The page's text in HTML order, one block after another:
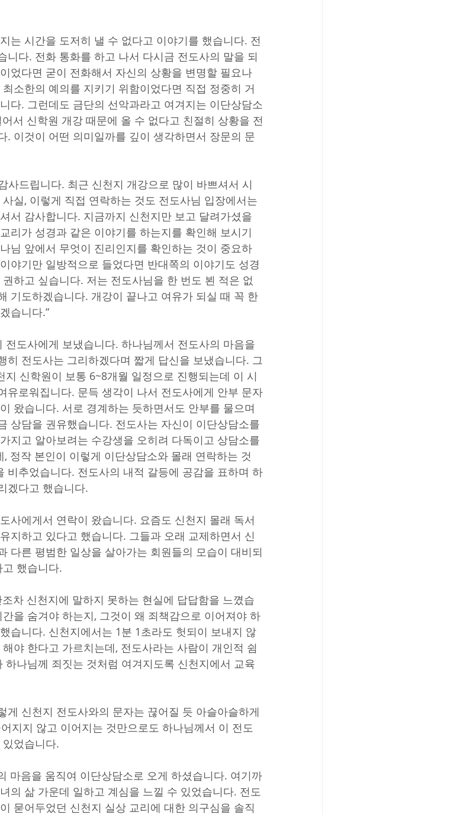
는 시간을 도저히 낼 수 없다고 이야기를 했습니다. 전
니다. 전화 통화를 하고 나서 다시금 전도사의 말을 되
었다면 굳이 전화해서 자신의 상황을 변명할 필요나
소한의 예의를 지키기 위함이었다면 직접 정중히 거
다. 그런데도 금단의 선악과라고 여겨지는 이단상담소
서 신학원 개강 때문에 올 수 없다고 친절히 상황을 전
. 이것이 어떤 의미일까를 깊이 생각하면서 장문의 문
사드립니다. 최근 신천지 개강으로 많이 바쁘셔서 시
실, 이렇게 직접 연락하는 것도 전도사님 입장에서는
서 감사합니다. 지금까지 신천지만 보고 달려가셨을
리가 성경과 같은 이야기를 하는지를 확인해 보시기
님 앞에서 무엇이 진리인지를 확인하는 것이 중요하
야기만 일방적으로 들었다면 반대쪽의 이야기도 성경
하고 싶습니다. 저는 전도사님을 한 번도 뵌 적은 없
기도하겠습니다. 개강이 끝나고 여유가 되실 때 꼭 한
습니다.”
도사에게 보냈습니다. 하나님께서 전도사의 마음을
히 전도사는 그리하겠다며 짧게 답신을 보냈습니다. 그
신학원이 보통 6~8개월 일정으로 진행되는데 이 시
유로워집니다. 문득 생각이 나서 전도사에게 안부 문자
왔습니다. 서로 경계하는 듯하면서도 안부를 물으며
상담을 권유했습니다. 전도사는 자신이 이단상담소를
지고 알아보려는 수강생을 오히려 다독이고 상담소를
정작 본인이 이렇게 이단상담소와 몰래 연락하는 것
비추었습니다. 전도사의 내적 갈등에 공감을 표하며 하
겠다고 했습니다.
사에게서 연락이 왔습니다. 요즘도 신천지 몰래 독서
지하고 있다고 했습니다. 그들과 오래 교제하면서 신
다른 평범한 일상을 살아가는 회원들의 모습이 대비되
했습니다.
차 신천지에 말하지 못하는 현실에 답답함을 느꼈습
을 숨겨야 하는지, 그것이 왜 죄책감으로 이어져야 하
습니다. 신천지에서는 1분 1초라도 헛되이 보내지 않
야 한다고 가르치는데, 전도사라는 사람이 개인적 쉼
나님께 죄짓는 것처럼 여겨지도록 신천지에서 교육
게 신천지 전도사와의 문자는 끊어질 듯 아슬아슬하게
지지 않고 이어지는 것만으로도 하나님께서 이 전도
었습니다.
마음을 움직여 이단상담소로 오게 하셨습니다. 여기까
의 삶 가운데 일하고 계심을 느낄 수 있었습니다. 전도
묻어두었던 신천지 실상 교리에 대한 의구심을 솔직